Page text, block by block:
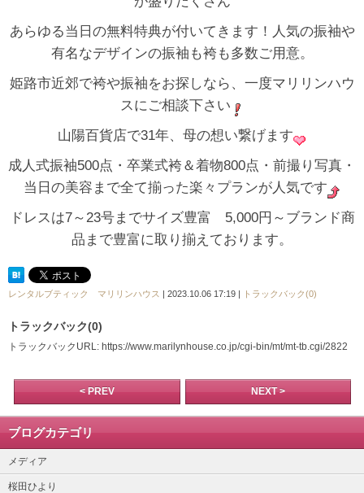
あらゆる当日の無料特典が付いてきます！人気の振袖や
有名なデザインの振袖も袴も多数ご用意。
姫路市近郊で袴や振袖をお探しなら、一度マリリンハウ
スにご相談下さい
山陽百貨店で31年、母の想い繋げます
成人式振袖500点・卒業式袴＆着物800点・前撮り写真・
当日の美容まで全て揃った楽々プランが人気です
ドレスは7～23号までサイズ豊富 5,000円～ブランド商
品まで豊富に取り揃えております。
レンタルブティック マリリンハウス | 2023.10.06 17:19 | トラックバック(0)
トラックバック(0)
トラックバックURL: https://www.marilynhouse.co.jp/cgi-bin/mt/mt-tb.cgi/2822
< PREV NEXT >
ブログカテゴリ
メディア
桜田ひより